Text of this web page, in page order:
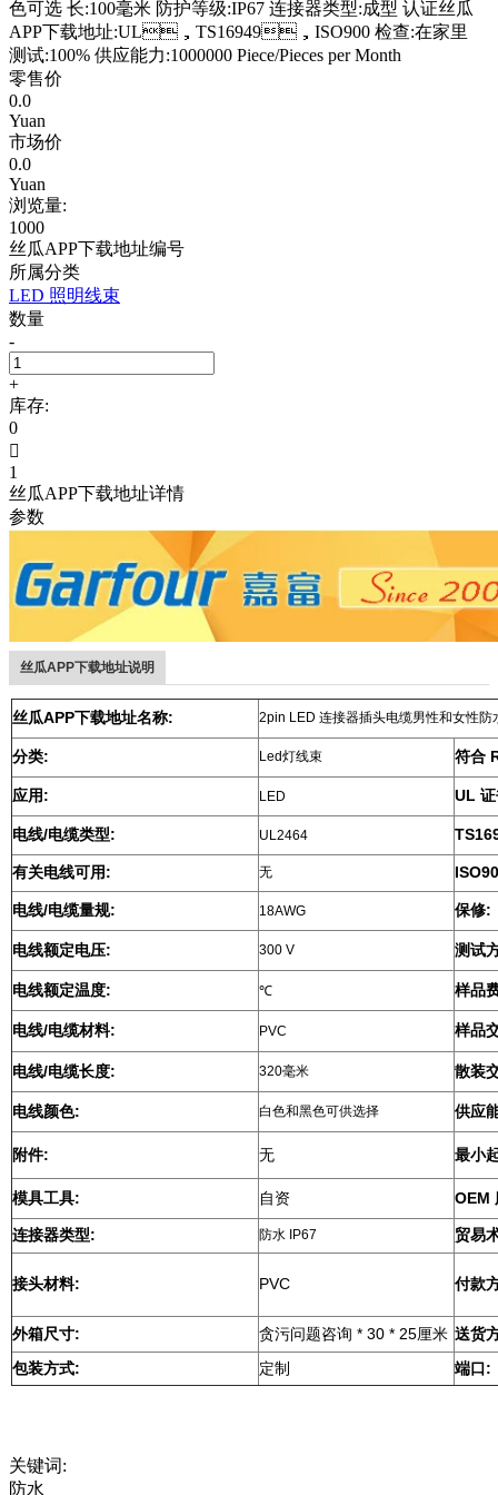
色可选 长:100毫米 防护等级:IP67 连接器类型:成型 认证丝瓜
APP下载地址:UL，TS16949，ISO900 检查:在家里
测试:100% 供应能力:1000000 Piece/Pieces per Month
零售价
0.0
Yuan
市场价
0.0
Yuan
浏览量:
1000
丝瓜APP下载地址编号
所属分类
LED 照明线束
数量
-
+
库存:
0

1
丝瓜APP下载地址详情
参数
丝瓜APP下载地址说明
丝瓜APP下载地址名称: 2pin LED 连接器插头电缆男性和女性防
分类: Led灯线束 符合
应用: LED UL
电线/电缆类型: UL2464
有关电线可用: 无
电线/电缆量规: 18AWG 保修:
电线额定电压: 300 V 测试
电线额定温度: ℃ 样品
电线/电缆材料: PVC 样品
电线/电缆长度: 320毫米 散装
电线颜色: 白色和黑色可供选择 供应
附件: 无 最小
模具工具: 自资 OEM
连接器类型: 防水 IP67 贸易
接头材料: PVC 付款
外箱尺寸: 贪污问题咨询 * 30 * 25厘米 送货
包装方式:
定制 端口:
关键词:
防水